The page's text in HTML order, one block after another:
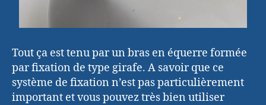
Tout ça est tenu par un bras en équerre formée
par fixation de type girafe. A savoir que ce
système de fixation n’est pas particulièrement
important et vous pouvez très bien utiliser